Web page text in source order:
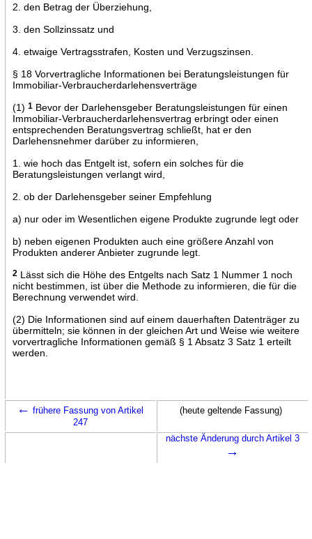
2. den Betrag der Überziehung,
3. den Sollzinssatz und
4. etwaige Vertragsstrafen, Kosten und Verzugszinsen.
§ 18 Vorvertragliche Informationen bei Beratungsleistungen für
Immobiliar-Verbraucherdarlehensverträge
(1) 1Bevor der Darlehensgeber Beratungsleistungen für einen
Immobiliar-Verbraucherdarlehensvertrag erbringt oder einen
entsprechenden Beratungsvertrag schließt, hat er den
Darlehensnehmer darüber zu informieren,
1. wie hoch das Entgelt ist, sofern ein solches für die
Beratungsleistungen verlangt wird,
2. ob der Darlehensgeber seiner Empfehlung
a) nur oder im Wesentlichen eigene Produkte zugrunde legt oder
b) neben eigenen Produkten auch eine größere Anzahl von
Produkten anderer Anbieter zugrunde legt.
2Lässt sich die Höhe des Entgelts nach Satz 1 Nummer 1 noch
nicht bestimmen, ist über die Methode zu informieren, die für die
Berechnung verwendet wird.
(2) Die Informationen sind auf einem dauerhaften Datenträger zu
übermitteln; sie können in der gleichen Art und Weise wie weitere
vorvertragliche Informationen gemäß § 1 Absatz 3 Satz 1 erteilt
werden.
← frühere Fassung von Artikel
247
(heute geltende Fassung)
nächste Änderung durch Artikel 3
→